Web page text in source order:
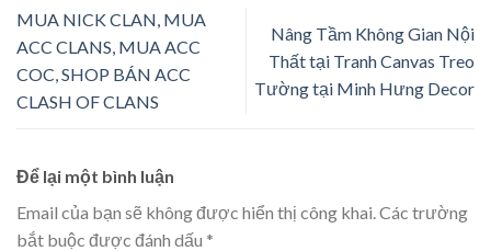
MUA NICK CLAN, MUA
ACC CLANS, MUA ACC
COC, SHOP BÁN ACC
CLASH OF CLANS
Nâng Tầm Không Gian Nội
Thất tại Tranh Canvas Treo
Tường tại Minh Hưng Decor
Để lại một bình luận
Email của bạn sẽ không được hiển thị công khai. Các trường
bắt buộc được đánh dấu *